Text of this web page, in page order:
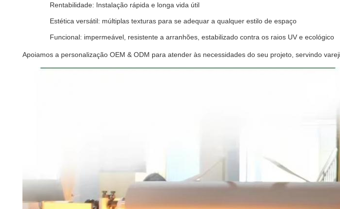
Rentabilidade: Instalação rápida e longa vida útil
Estética versátil: múltiplas texturas para se adequar a qualquer estilo de espaço
Funcional: impermeável, resistente a arranhões, estabilizado contra os raios UV e ecológico
Apoiamos a personalização OEM & ODM para atender às necessidades do seu projeto, servindo